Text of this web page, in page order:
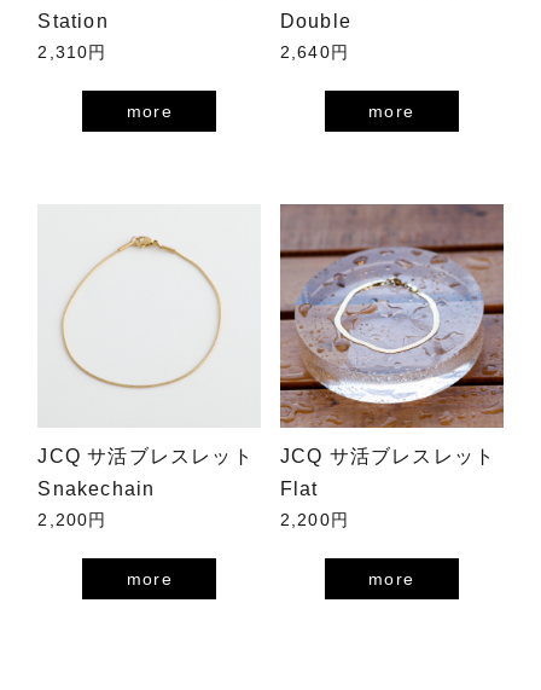
Station
2,310円
more
Double
2,640円
more
JCQ サ活ブレスレット
Snakechain
2,200円
more
JCQ サ活ブレスレット
Flat
2,200円
more